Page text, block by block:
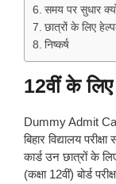
समय पर सुधार
छात्रों के लिए
निष्कर्ष
12वीं के लिए
Dummy Admit
बिहार विद्यालय
कार्ड उन छात्रों के
(कक्षा 12वीं) बोर्ड